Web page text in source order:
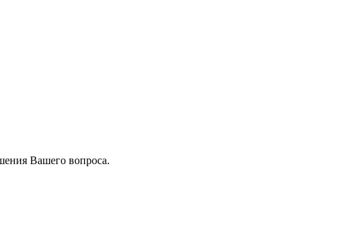
Вашего вопроса.